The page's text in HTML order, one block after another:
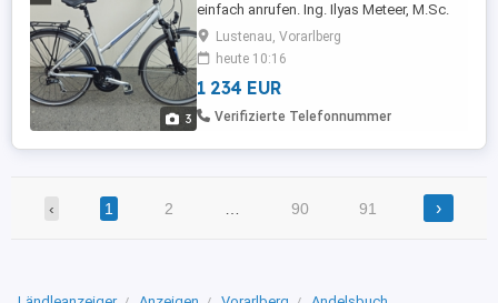
3
einfach anrufen. Ing. Ilyas Meteer, M.Sc.
(BIKEGARAGE) Teilenstrasse 5 6890
Lustenau auch per Whatsapp
Lustenau, Vorarlberg
heute 10:16
1 234 EUR
Verifizierte Telefonnummer
‹ 1 2 90 91 ›